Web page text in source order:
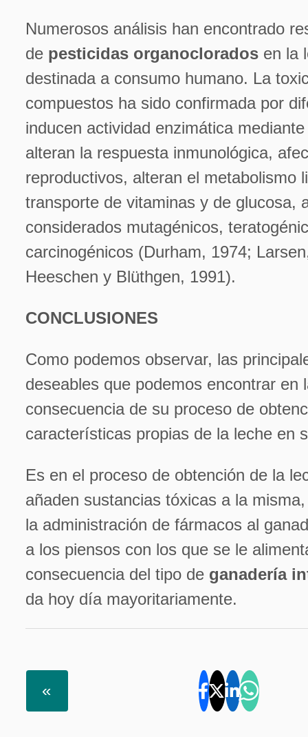
Numerosos análisis han encontrado
de pesticidas organoclorados en la
destinada a consumo humano. La
compuestos ha sido confirmada por
inducen actividad enzimática
alteran la respuesta inmunológica,
reproductivos, alteran el metabolismo
transporte de vitaminas y de glucosa,
considerados mutagénicos,
carcinogénicos (Durham, 1974;
Heeschen y Blüthgen, 1991).
CONCLUSIONES
Como podemos observar, las
deseables que podemos encontrar en
consecuencia de su proceso de
características propias de la leche en
Es en el proceso de obtención de la
añaden sustancias tóxicas a la
la administración de fármacos al
a los piensos con los que se le
consecuencia del tipo de ganadería
da hoy día mayoritariamente.
«